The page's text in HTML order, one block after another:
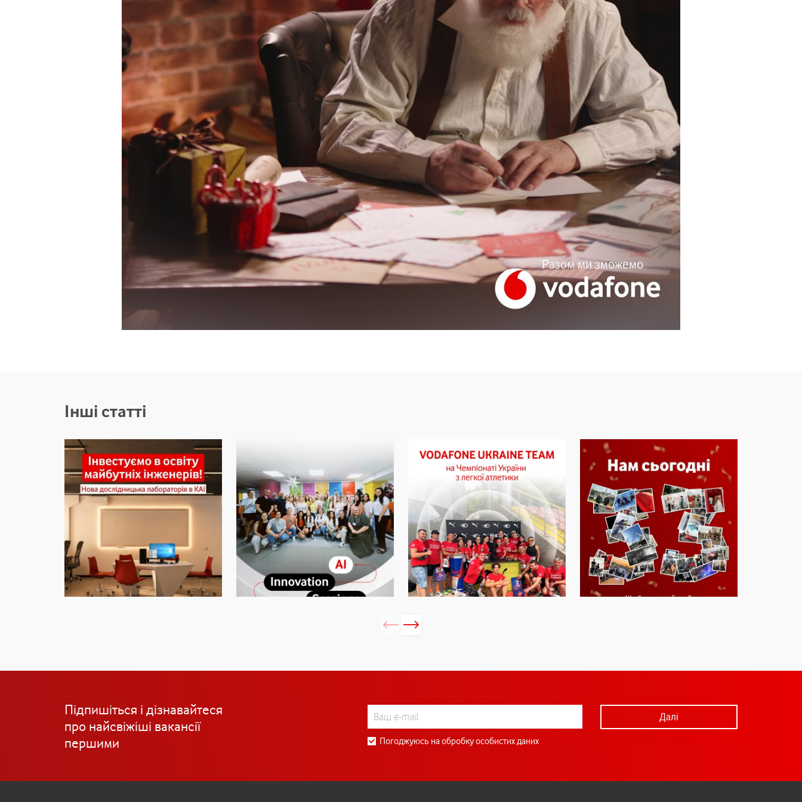
Інші статті
Підпишіться і дізнавайтеся
про найсвіжіші вакансії
першими
Далі
Погоджуюсь на обробку особистих даних